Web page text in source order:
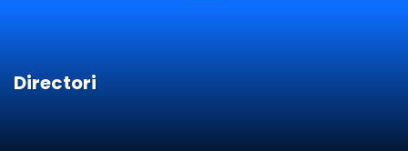
Directori